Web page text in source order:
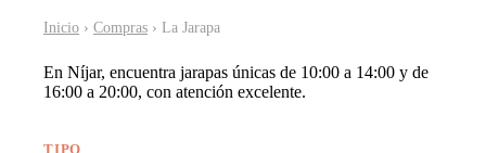
Inicio › Compras › La Jarapa
En Níjar, encuentra jarapas únicas de 10:00 a 14:00 y de
16:00 a 20:00, con atención excelente.
TIPO